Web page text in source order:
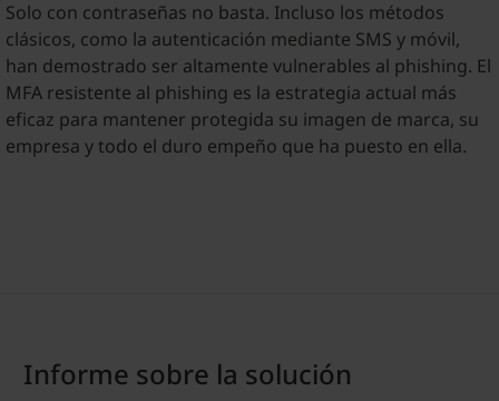
Solo con contraseñas no basta. Incluso los métodos
clásicos, como la autenticación mediante SMS y móvil,
han demostrado ser altamente vulnerables al phishing. El
MFA resistente al phishing es la estrategia actual más
eficaz para mantener protegida su imagen de marca, su
empresa y todo el duro empeño que ha puesto en ella.
Informe sobre la solución